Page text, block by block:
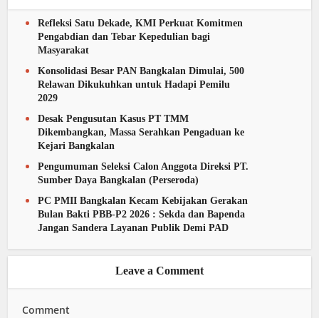
Refleksi Satu Dekade, KMI Perkuat Komitmen
Pengabdian dan Tebar Kepedulian bagi
Masyarakat
Konsolidasi Besar PAN Bangkalan Dimulai, 500
Relawan Dikukuhkan untuk Hadapi Pemilu
2029
Desak Pengusutan Kasus PT TMM
Dikembangkan, Massa Serahkan Pengaduan ke
Kejari Bangkalan
Pengumuman Seleksi Calon Anggota Direksi PT.
Sumber Daya Bangkalan (Perseroda)
PC PMII Bangkalan Kecam Kebijakan Gerakan
Bulan Bakti PBB-P2 2026 : Sekda dan Bapenda
Jangan Sandera Layanan Publik Demi PAD
Leave a Comment
Comment